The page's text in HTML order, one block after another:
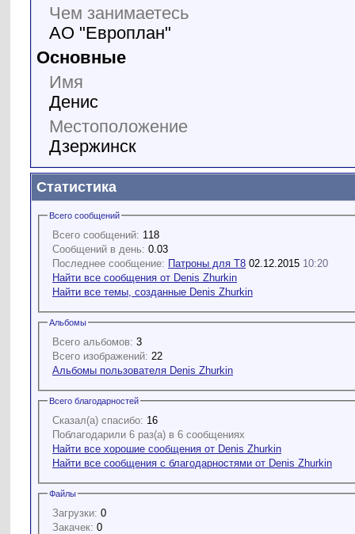
Чем занимаетесь
АО "Европлан"
Основные
Имя
Денис
Местоположение
Дзержинск
Статистика
Всего сообщений
Всего сообщений: 118
Сообщений в день: 0.03
Последнее сообщение: Патроны для Т8 02.12.2015 10:20
Найти все сообщения от Denis Zhurkin
Найти все темы, созданные Denis Zhurkin
Альбомы
Всего альбомов: 3
Всего изображений: 22
Альбомы пользователя Denis Zhurkin
Всего благодарностей
Сказал(а) спасибо: 16
Поблагодарили 6 раз(а) в 6 сообщениях
Найти все хорошие сообщения от Denis Zhurkin
Найти все сообщения с благодарностями от Denis Zhurkin
Файлы
Загрузки: 0
Закачек: 0